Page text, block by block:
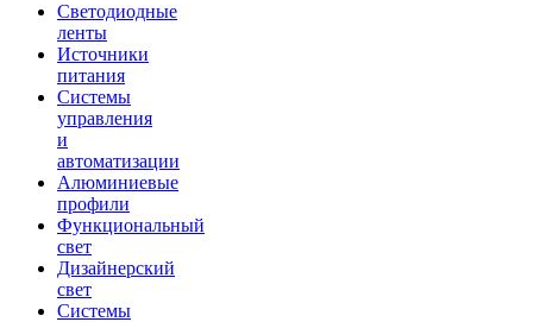
Светодиодные
ленты
Источники
питания
Системы
управления
и
автоматизации
Алюминиевые
профили
Функциональный
свет
Дизайнерский
свет
Системы